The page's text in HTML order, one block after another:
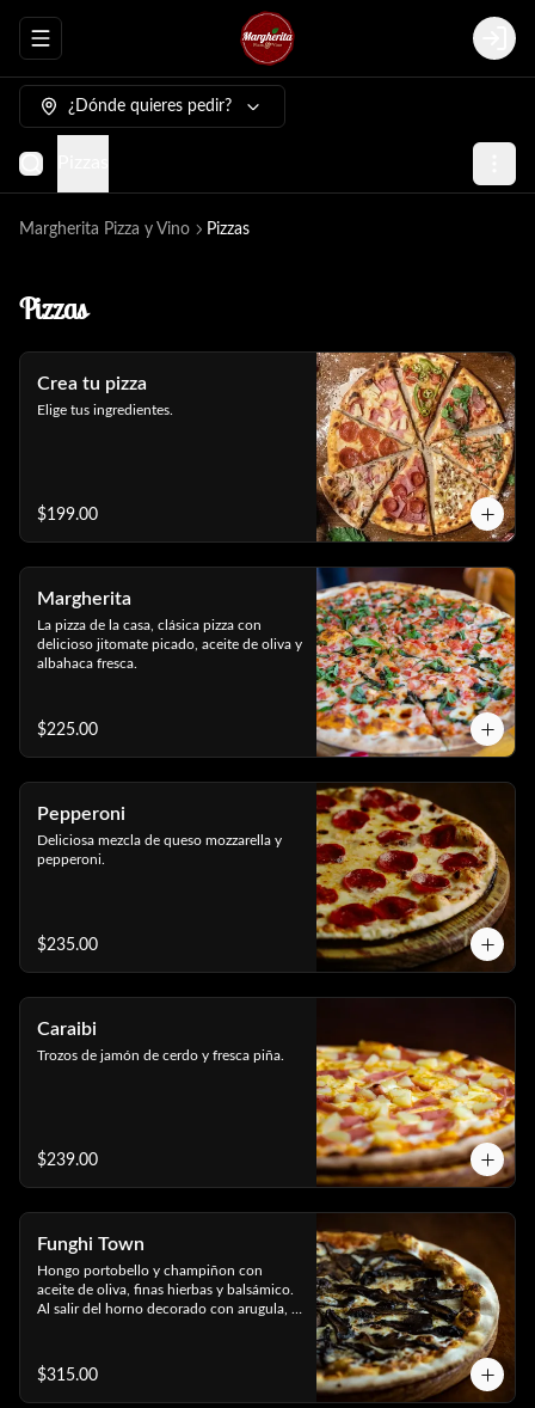
Abrir menu de navegación Login
¿Dónde quieres pedir?
Margherita Pizza y Vino Pizzas
Pizzas
Crea tu pizza
Elige tus ingredientes.
$199.00
Margherita
La pizza de la casa, clásica pizza con
delicioso jitomate picado, aceite de oliva y
albahaca fresca.
$225.00
Pepperoni
Deliciosa mezcla de queso mozzarella y
pepperoni.
$235.00
Caraibi
Trozos de jamón de cerdo y fresca piña.
$239.00
Funghi Town
Hongo portobello y champiñon con
aceite de oliva, finas hierbas y balsámico.
Al salir del horno decorado con arugula,
$315.00